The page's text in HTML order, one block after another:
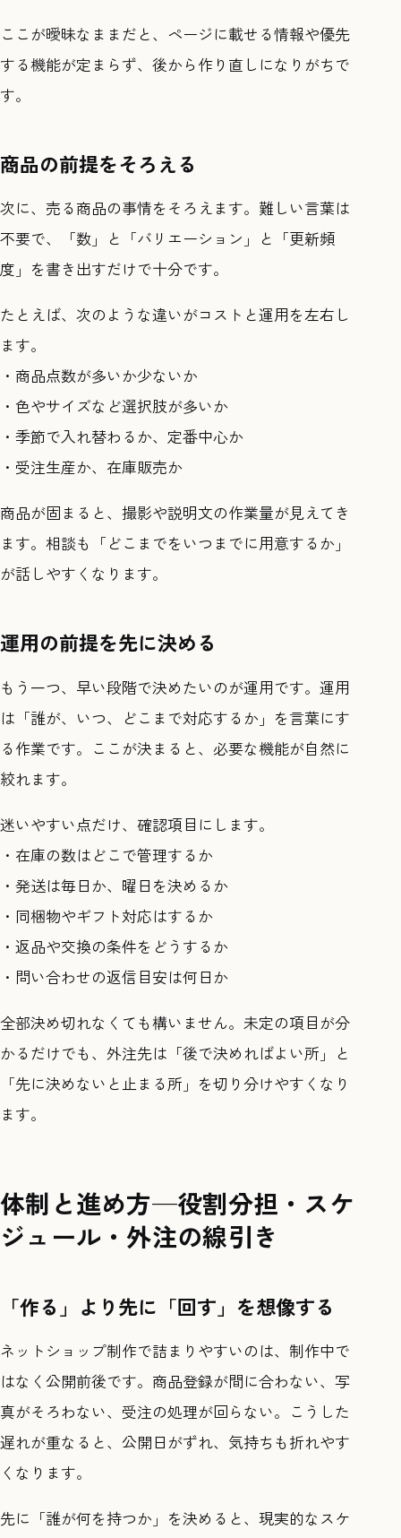
ここが曖昧なままだと、ページに載せる情報や優先
する機能が定まらず、後から作り直しになりがちで
す。
商品の前提をそろえる
次に、売る商品の事情をそろえます。難しい言葉は
不要で、「数」と「バリエーション」と「更新頻
度」を書き出すだけで十分です。
たとえば、次のような違いがコストと運用を左右し
ます。
・商品点数が多いか少ないか
・色やサイズなど選択肢が多いか
・季節で入れ替わるか、定番中心か
・受注生産か、在庫販売か
商品が固まると、撮影や説明文の作業量が見えてき
ます。相談も「どこまでをいつまでに用意するか」
が話しやすくなります。
運用の前提を先に決める
もう一つ、早い段階で決めたいのが運用です。運用
は「誰が、いつ、どこまで対応するか」を言葉にす
る作業です。ここが決まると、必要な機能が自然に
絞れます。
迷いやすい点だけ、確認項目にします。
・在庫の数はどこで管理するか
・発送は毎日か、曜日を決めるか
・同梱物やギフト対応はするか
・返品や交換の条件をどうするか
・問い合わせの返信目安は何日か
全部決め切れなくても構いません。未定の項目が分
かるだけでも、外注先は「後で決めればよい所」と
「先に決めないと止まる所」を切り分けやすくなり
ます。
体制と進め方—役割分担・スケ
ジュール・外注の線引き
「作る」より先に「回す」を想像する
ネットショップ制作で詰まりやすいのは、制作中で
はなく公開前後です。商品登録が間に合わない、写
真がそろわない、受注の処理が回らない。こうした
遅れが重なると、公開日がずれ、気持ちも折れやす
くなります。
先に「誰が何を持つか」を決めると、現実的なスケ